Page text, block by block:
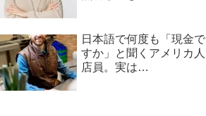
日本語で何度も「現金で
すか」と聞くアメリカ人
店員。実は…